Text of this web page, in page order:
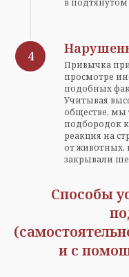
в подтянутом
Привычка
просмотре
подобных
Учитывая
обществе, мы
подбородок
реакция на
от животных,
закрывали
Способы
и с